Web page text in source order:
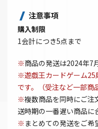
注意事項
購入制限
1会計につき5点まで
※商品の発送は2024年7
※遊戯王カードゲーム25
です。（受注など一部商
※複数商品を同時にご注
送時期の一番遅い商品に
※ まとめての発送をご